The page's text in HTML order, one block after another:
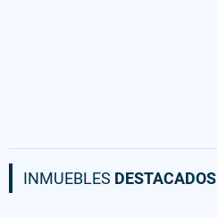
INMUEBLES DESTACADOS